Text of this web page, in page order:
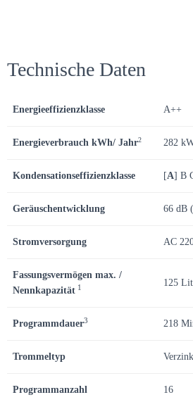
Technische Daten
Energieeffizienzklasse A++
Energieverbrauch kWh/ Jahr2 282
Kondensationseffizienzklasse [A] B
Geräuschentwicklung 66 dB
Stromversorgung AC
Fassungsvermögen max. /
Nennkapazität 1 125
Programmdauer3 218
Trommeltyp
Programmanzahl 16